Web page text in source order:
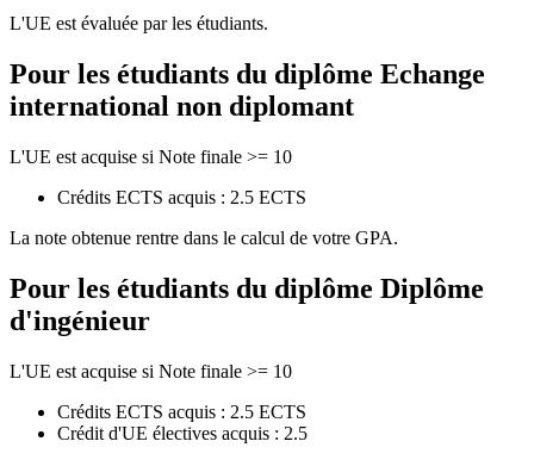
L'UE est évaluée par les étudiants.
Pour les étudiants du diplôme Echange
international non diplomant
L'UE est acquise si Note finale >= 10
Crédits ECTS acquis : 2.5 ECTS
La note obtenue rentre dans le calcul de votre GPA.
Pour les étudiants du diplôme Diplôme
d'ingénieur
L'UE est acquise si Note finale >= 10
Crédits ECTS acquis : 2.5 ECTS
Crédit d'UE électives acquis : 2.5